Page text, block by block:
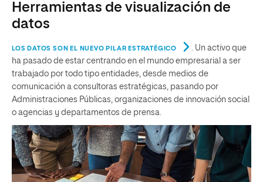
Herramientas de visualización de
datos
LOS DATOS SON EL NUEVO PILAR ESTRATÉGICO
. Un activo que
ha pasado de estar centrando en el mundo empresarial a ser
trabajado por todo tipo entidades, desde medios de
comunicación a consultoras estratégicas, pasando por
Administraciones Públicas, organizaciones de innovación social
o agencias y departamentos de prensa.